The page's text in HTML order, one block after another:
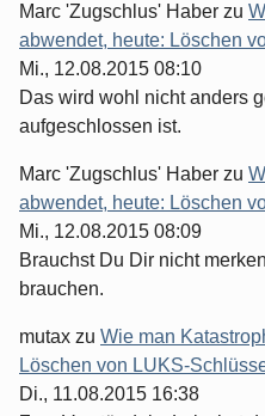
Marc 'Zugschlus' Haber zu
abwendet, heute: Löschen
Mi., 12.08.2015 08:10
Das wird wohl nicht anders
aufgeschlossen ist.
Marc 'Zugschlus' Haber zu
abwendet, heute: Löschen
Mi., 12.08.2015 08:09
Brauchst Du Dir nicht
brauchen.
mutax zu Wie man
Löschen von LUKS-
Di., 11.08.2015 16:38